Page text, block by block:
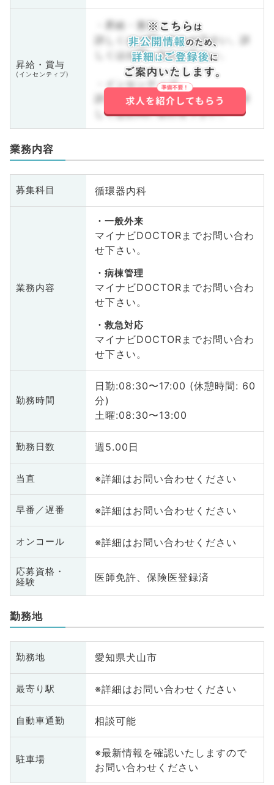
昇給・賞与
(インセンティブ)
・昇給・賞与
詳しくはお問い合わせ下さい。詳
しくはお問い合わせ下さい。
・インセンティブ
詳しくはお問い合わせ下さい。詳
しくはお問い合わせ下さい。
業務内容
募集科目 循環器内科
業務内容
一般外来
マイナビDOCTORまでお問い合わ
せ下さい。
病棟管理
マイナビDOCTORまでお問い合わ
せ下さい。
救急対応
マイナビDOCTORまでお問い合わ
せ下さい。
勤務時間
日勤:08:30〜17:00 (休憩時間: 60
分)
土曜:08:30〜13:00
勤務日数 週5.00日
当直 ※詳細はお問い合わせください
早番／遅番 ※詳細はお問い合わせください
オンコール ※詳細はお問い合わせください
応募資格・
経験
医師免許、保険医登録済
勤務地
勤務地 愛知県犬山市
最寄り駅 ※詳細はお問い合わせください
自動車通勤 相談可能
駐車場
※最新情報を確認いたしますので
お問い合わせください